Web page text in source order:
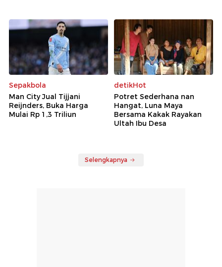
Sepakbola
Man City Jual Tijjani
Reijnders, Buka Harga
Mulai Rp 1,3 Triliun
detikHot
Potret Sederhana nan
Hangat, Luna Maya
Bersama Kakak Rayakan
Ultah Ibu Desa
Selengkapnya